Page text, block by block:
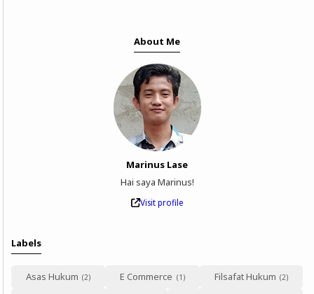
About Me
Marinus Lase
Hai saya Marinus!
Visit profile
Labels
Asas Hukum E Commerce
Filsafat Hukum